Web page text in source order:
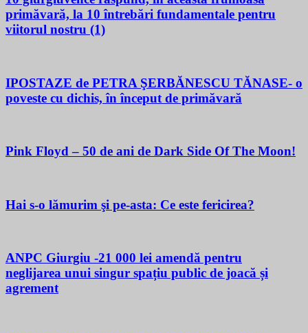
primăvară, la 10 întrebări fundamentale pentru
viitorul nostru (1)
IPOSTAZE de PETRA ŞERBĂNESCU TĂNASE- o
poveste cu dichis, în început de primăvară
Pink Floyd – 50 de ani de Dark Side Of The Moon!
Hai s-o lămurim şi pe-asta: Ce este fericirea?
ANPC Giurgiu -21 000 lei amendă pentru
neglijarea unui singur spațiu public de joacă și
agrement